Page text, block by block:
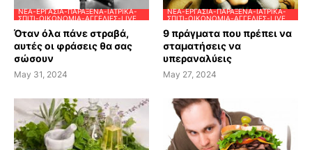
ΝΈΑ-ΕΡΓΑΣΊΑ-ΠΑΡΆΞΕΝΑ-ΙΑΤΡΙΚΆ-
ΣΠΊΤΙ-ΟΙΚΟΝΟΜΊΑ-ΑΓΓΕΛΊΕΣ-LIVE
Όταν όλα πάνε στραβά,
αυτές οι φράσεις θα σας
σώσουν
May 31, 2024
ΝΈΑ-ΕΡΓΑΣΊΑ-ΠΑΡΆΞΕΝΑ-ΙΑΤΡΙΚΆ-
ΣΠΊΤΙ-ΟΙΚΟΝΟΜΊΑ-ΑΓΓΕΛΊΕΣ-LIVE
9 πράγματα που πρέπει να
σταματήσεις να
υπεραναλύεις
May 27, 2024